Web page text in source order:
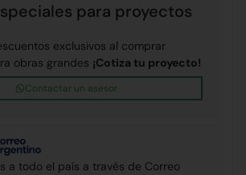
para proyectos
exclusivos al comprar
obras grandes ¡Cotiza tu proyecto!
Contactar un asesor
a todo el país a través de Correo